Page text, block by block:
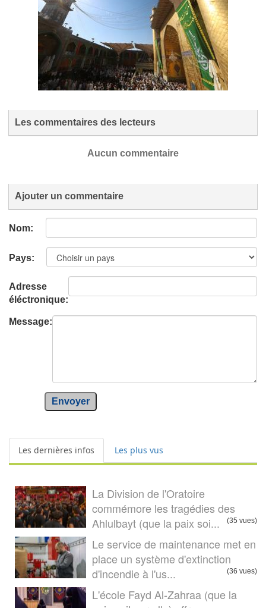
Les commentaires des lecteurs
Aucun commentaire
Ajouter un commentaire
Nom:
Pays:
Adresse
éléctronique:
Message:
Envoyer
Les dernières infos Les plus vus
La Division de l'Oratoire
commémore les tragédies des
Ahlulbayt (que la paix soi...
(35 vues)
Le service de maintenance met en
place un système d'extinction
d'incendie à l'us...
(36 vues)
L'école Fayd Al-Zahraa (que la